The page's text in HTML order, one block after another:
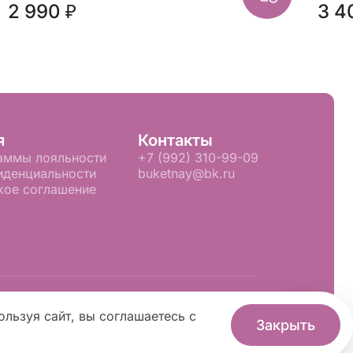
2 990 ₽ 3
лояльности
соглашение
Контакты
+7 (992) 310-99-09
buketnay@bk.ru
сайт, вы соглашаетесь с
Закрыть